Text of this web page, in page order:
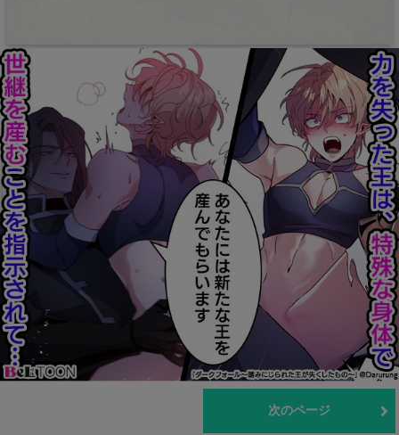
次のページ